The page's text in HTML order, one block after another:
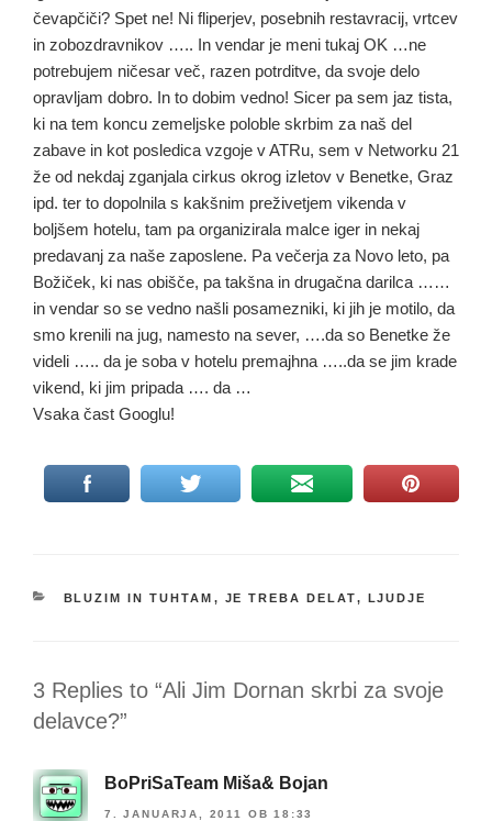
čevapčiči? Spet ne! Ni fliperjev, posebnih restavracij, vrtcev
in zobozdravnikov ….. In vendar je meni tukaj OK …ne
potrebujem ničesar več, razen potrditve, da svoje delo
opravljam dobro. In to dobim vedno! Sicer pa sem jaz tista,
ki na tem koncu zemeljske poloble skrbim za naš del
zabave in kot posledica vzgoje v ATRu, sem v Networku 21
že od nekdaj zganjala cirkus okrog izletov v Benetke, Graz
ipd. ter to dopolnila s kakšnim preživetjem vikenda v
boljšem hotelu, tam pa organizirala malce iger in nekaj
predavanj za naše zaposlene. Pa večerja za Novo leto, pa
Božiček, ki nas obišče, pa takšna in drugačna darilca ……
in vendar so se vedno našli posamezniki, ki jih je motilo, da
smo krenili na jug, namesto na sever, ….da so Benetke že
videli ….. da je soba v hotelu premajhna …..da se jim krade
vikend, ki jim pripada …. da …
Vsaka čast Googlu!
KATEGORIJE
BLUZIM IN TUHTAM , JE TREBA DELAT, LJUDJE
3 Replies to “Ali Jim Dornan skrbi za svoje
delavce?”
BoPriSaTeam Miša& Bojan
7. JANUARJA, 2011 OB 18:33